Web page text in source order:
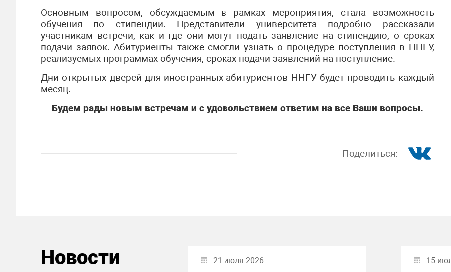
Основным вопросом, обсуждаемым в рамках мероприятия, стала возможность
обучения по стипендии. Представители университета подробно рассказали
участникам встречи, как и где они могут подать заявление на стипендию, о сроках
подачи заявок. Абитуриенты также смогли узнать о процедуре поступления в ННГУ,
реализуемых программах обучения, сроках подачи заявлений на поступление.
Дни открытых дверей для иностранных абитуриентов ННГУ будет проводить каждый
месяц.
Будем рады новым встречам и с удовольствием ответим на все Ваши вопросы.
Поделиться:
Новости 21 июля 2026 15